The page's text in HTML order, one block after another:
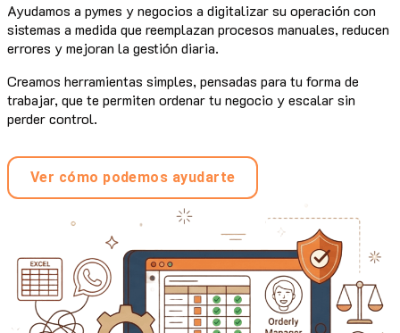
Ayudamos a pymes y negocios a digitalizar su operación con
sistemas a medida que reemplazan procesos manuales, reducen
errores y mejoran la gestión diaria.
Creamos herramientas simples, pensadas para tu forma de
trabajar, que te permiten ordenar tu negocio y escalar sin
perder control.
Ver cómo podemos ayudarte